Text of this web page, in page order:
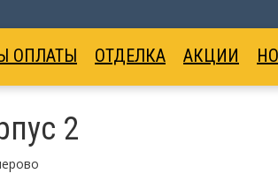
ОПЛАТЫ ОТДЕЛКА АКЦИИ
2